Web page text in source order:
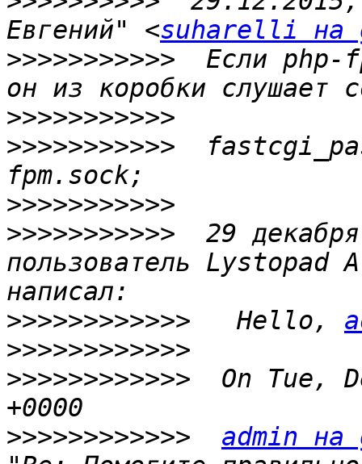
Евгений" <suharelli на
>>>>>>>>>>> Если php-
>>>>>>>>>>>
>>>>>>>>>>>
>>>>>>>>>>>
>>>>>>>>>>> 29
пользователь Lystopad
>>>>>>>>>>>> Hello,
>>>>>>>>>>>>
>>>>>>>>>>>> On Tue,
>>>>>>>>>>>>
admin на